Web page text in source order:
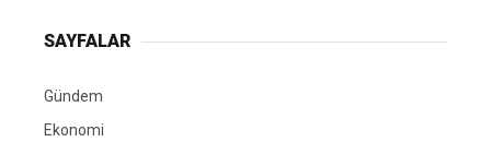
SAYFALAR
Gündem
Ekonomi